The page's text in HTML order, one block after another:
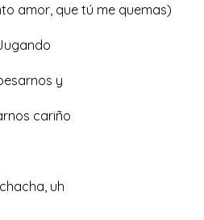
amor, que tú me quemas)
y
cariño
uh